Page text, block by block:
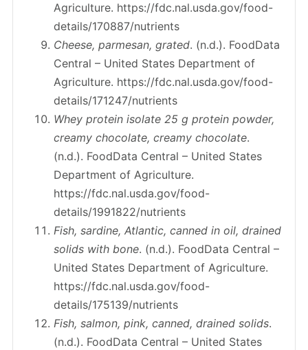
Agriculture. https://fdc.nal.usda.gov/food-
details/170887/nutrients
Cheese, parmesan, grated. (n.d.). FoodData
Central – United States Department of
Agriculture. https://fdc.nal.usda.gov/food-
details/171247/nutrients
Whey protein isolate 25 g protein powder,
creamy chocolate, creamy chocolate.
(n.d.). FoodData Central – United States
Department of Agriculture.
https://fdc.nal.usda.gov/food-
details/1991822/nutrients
Fish, sardine, Atlantic, canned in oil, drained
solids with bone. (n.d.). FoodData Central –
United States Department of Agriculture.
https://fdc.nal.usda.gov/food-
details/175139/nutrients
Fish, salmon, pink, canned, drained solids.
(n.d.). FoodData Central – United States